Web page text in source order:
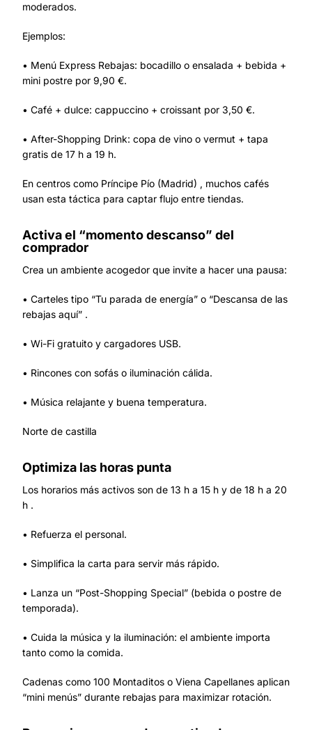
moderados.
Ejemplos:
• Menú Express Rebajas: bocadillo o ensalada + bebida +
mini postre por 9,90 €.
• Café + dulce: cappuccino + croissant por 3,50 €.
• After-Shopping Drink: copa de vino o vermut + tapa
gratis de 17 h a 19 h.
En centros como Príncipe Pío (Madrid) , muchos cafés
usan esta táctica para captar flujo entre tiendas.
Activa el “momento descanso” del
comprador
Crea un ambiente acogedor que invite a hacer una pausa:
• Carteles tipo “Tu parada de energía” o “Descansa de las
rebajas aquí” .
• Wi-Fi gratuito y cargadores USB.
• Rincones con sofás o iluminación cálida.
• Música relajante y buena temperatura.
Norte de castilla
Optimiza las horas punta
Los horarios más activos son de 13 h a 15 h y de 18 h a 20
h .
• Refuerza el personal.
• Simplifica la carta para servir más rápido.
• Lanza un “Post-Shopping Special” (bebida o postre de
temporada).
• Cuida la música y la iluminación: el ambiente importa
tanto como la comida.
Cadenas como 100 Montaditos o Viena Capellanes aplican
“mini menús” durante rebajas para maximizar rotación.